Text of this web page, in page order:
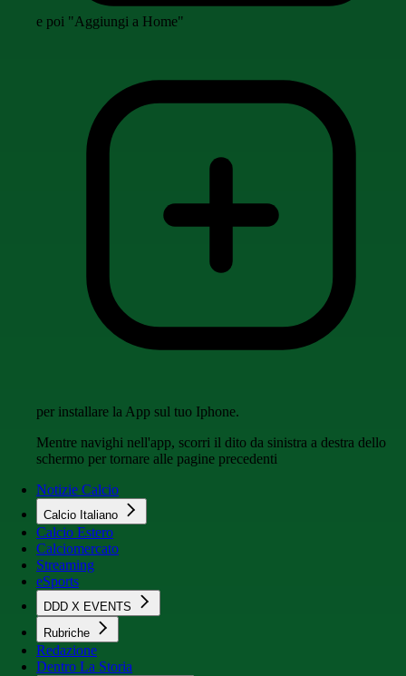
e poi "Aggiungi a Home"
per installare la App sul tuo Iphone.
Mentre navighi nell'app, scorri il dito da sinistra a destra dello
schermo per tornare alle pagine precedenti
Notizie Calcio
Calcio Italiano
Calcio Estero
Calciomercato
Streaming
eSports
DDD X EVENTS
Rubriche
Redazione
Dentro La Storia